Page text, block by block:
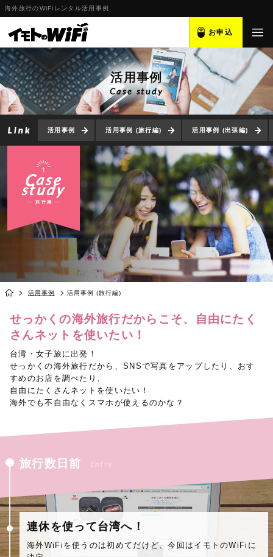
海外旅行のWiFiレンタル活用事例
お申込
活用事例
Case study
活用事例 活用事例 (旅行編) 活用事例 (出張編)
活用事例 活用事例 (旅行編)
せっかくの海外旅行だからこそ、自由にたく
さんネットを使いたい！
台湾・女子旅に出発！
せっかくの海外旅行だから、SNSで写真をアップしたり、おす
すめのお店を調べたり、
自由にたくさんネットを使いたい！
海外でも不自由なくスマホが使えるのかな？
旅行数日前 Entry
連休を使って台湾へ！
海外WiFiを使うのは初めてだけど、今回はイモトのWiFiに